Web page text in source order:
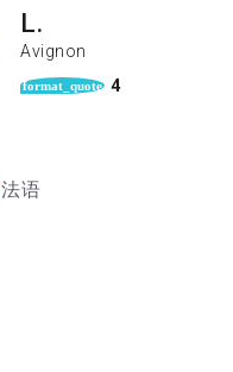
L.
Avignon
format_quote 4
法语